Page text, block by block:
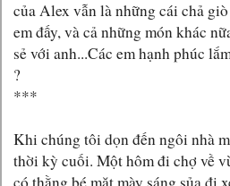
của Alex vẫn là những cái chả
em đấy, và cả những món khác
sẻ với anh...Các em hạnh phúc
?
***
Khi chúng tôi dọn đến ngôi nhà
thời kỳ cuối. Một hôm đi chợ về